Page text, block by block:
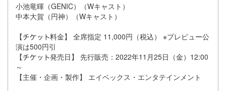
小池竜暉（GENIC）（Wキャスト）
中本大賀（円神）（Wキャスト）
【
料金】 全席指定 11,000円（税込） ※プレビュー公
演は500円引
【
発売日】 先行販売：2022年11月25日（金）12:00
～
【主催・企画・製作】 エイベックス・エンタテインメント